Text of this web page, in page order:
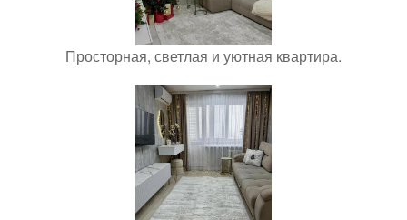
Просторная, светлая и уютная квартира.